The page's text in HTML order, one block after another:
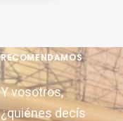
RECOMENDAMOS
Y vosotros,
¿quiénes decís